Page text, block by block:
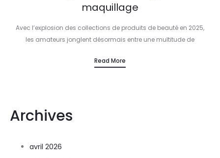
maquillage
Avec l’explosion des collections de produits de beauté en 2025,
les amateurs jonglent désormais entre une multitude de
Sephora, rouges à lèvres…
Read More
Archives
avril 2026